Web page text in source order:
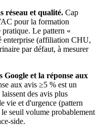
réseau et qualité. Cap
pour la formation
Le pattern «
enterprise (affiliation CHU,
par défaut, à mesurer
et la réponse aux
aux avis ≥5 % est un
des avis plus
vie et d'urgence (pattern
seuil volume probablement
side.